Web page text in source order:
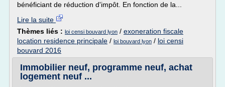
bénéficiant de réduction d'impôt. En fonction de la...
Lire la suite
Thèmes liés : loi censi bouvard lyon / exoneration fiscale
location residence principale / loi bouvard lyon / loi censi
bouvard 2016
Immobilier neuf, programme neuf, achat
logement neuf ...